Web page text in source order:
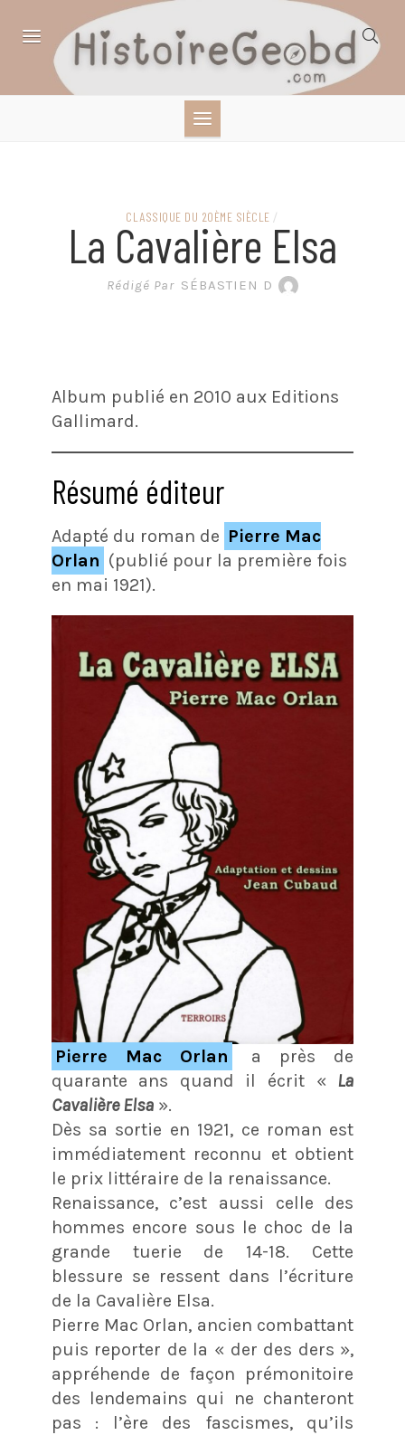
SCIENCES,
LITTÉRATURE EN
BANDE DESSINÉE
CLASSIQUE DU 20ÈME SIÈCLE /
La Cavalière Elsa
Rédigé Par SÉBASTIEN D
Album publié en 2010 aux Editions
Gallimard.
Résumé éditeur
Adapté du roman de Pierre Mac
Orlan (publié pour la première fois
en mai 1921).
Pierre Mac Orlan
a près de
quarante ans quand il écrit « La
Cavalière Elsa».
Dès sa sortie en 1921, ce roman est
immédiatement reconnu et obtient
le prix littéraire de la renaissance.
Renaissance, c’est aussi celle des
hommes encore sous le choc de la
grande tuerie de 14-18. Cette
blessure se ressent dans l’écriture
de la Cavalière Elsa.
Pierre Mac Orlan, ancien combattant
puis reporter de la « der des ders »,
appréhende de façon prémonitoire
des lendemains qui ne chanteront
pas : l’ère des fascismes, qu’ils